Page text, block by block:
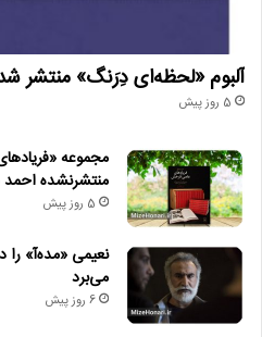
آلبوم «لحظه‌ای دِرَنگ» منتشر
5 روز پیش
مجموعه
منتشرنشده
5 روز پیش
نعیمی «مده‌آ» را
می‌برد
6 روز پیش